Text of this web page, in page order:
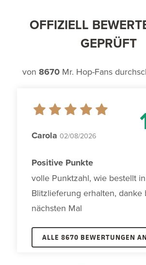
OFFIZIELL
GEPRÜFT
von 8670Mr. Hop-Fans
Carola 02/08/2026
Positive Punkte
volle Punktzahl, wie bestellt in
Blitzlieferung erhalten, danke
nächsten Mal
ALLE 8670 BEWERTUNGEN